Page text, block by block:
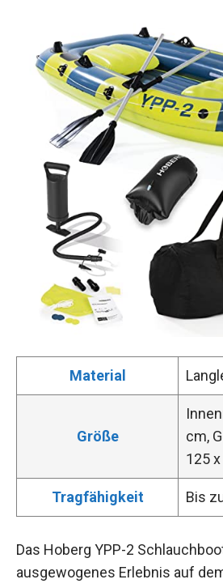
Material
Größe
cm,
125
Tragfähigkeit Bis
Das Hoberg YPP-2
ausgewogenes Erlebnis auf